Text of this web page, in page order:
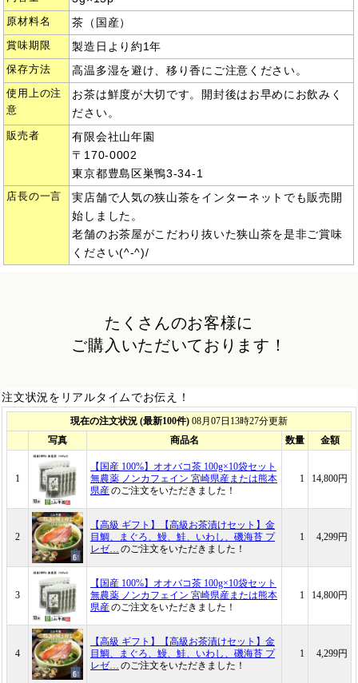
原材料名 茶（国産）
賞味期限 製造日より約1年
保存方法 高温多湿を避け、移り香にご注意ください。
使用上の注
意
お茶は鮮度が大切です。開封後はお早めにお飲みく
ださい。
販売者
有限会社山年園
〒170-0002
東京都豊島区巣鴨3-34-1
店長の一言
実店舗で人気の狭山茶をインターネットでも販売開
始しました。
老舗のお茶屋がこだわり抜いた狭山茶を是非ご賞味
ください(^-^)/
たくさんのお客様に
ご購入いただいております！
注文状況をリアルタイムでお伝え！